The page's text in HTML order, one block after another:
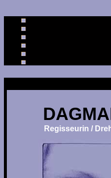
Regisseurin /